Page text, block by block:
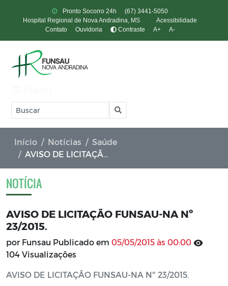
Pronto Socorro 24h
(67) 3441-5050
Hospital Regional de Nova Andradina, MS
Acessibilidade
Contato
Ouvidoria Contraste A+ A-
Início Notícias
Saúde
AVISO DE LICITAÇÃO FUNSAU-NA Nº 23/2015.
NOTÍCIA
AVISO DE LICITAÇÃO FUNSAU-NA Nº
23/2015.
por Funsau Publicado em 05/05/2015 às 00:00
104 Visualizações
AVISO DE LICITAÇÃO FUNSAU-NA Nº 23/2015.